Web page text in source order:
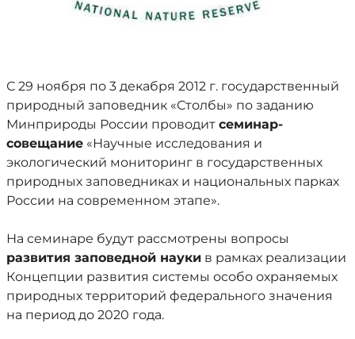
С 29 ноября по 3 декабря 2012 г. государственный
природный заповедник «Столбы» по заданию
Минприроды России проводит семинар-
совещание «Научные исследования и
экологический мониторинг в государственных
природных заповедниках и национальных парках
России на современном этапе».
На семинаре будут рассмотрены вопросы
развития заповедной науки в рамках реализации
Концепции развития системы особо охраняемых
природных территорий федерального значения
на период до 2020 года.